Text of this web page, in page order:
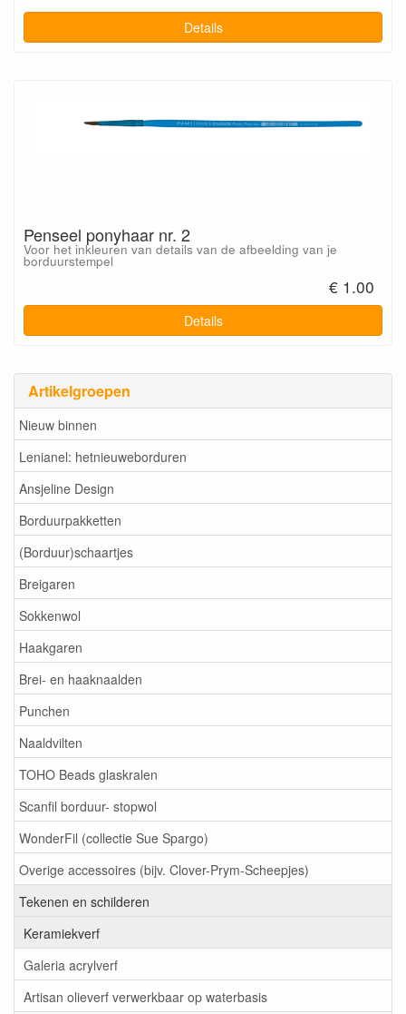
Artikelgroepen
Nieuw binnen
Lenianel: hetnieuweborduren
Ansjeline Design
Borduurpakketten
(Borduur)schaartjes
Breigaren
Sokkenwol
Haakgaren
Brei- en haaknaalden
Punchen
Naaldvilten
TOHO Beads glaskralen
Scanfil borduur- stopwol
WonderFil (collectie Sue Spargo)
Overige accessoires (bijv. Clover-Prym-Scheepjes)
Tekenen en schilderen
Keramiekverf
Galeria acrylverf
Artisan olieverf verwerkbaar op waterbasis
Details
Penseel ponyhaar nr. 2
Voor het inkleuren van details van de afbeelding van je
borduurstempel
€ 1.00
Details